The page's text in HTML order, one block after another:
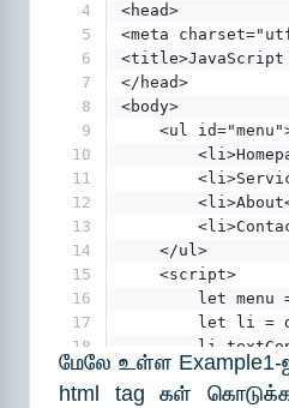
4
<head>
5
<meta
6
<title>JavaScript
7
</head>
8
<body>
9
<ul
10
11
12
13
14
    </ul>
15
    <script>
16
let menu
17
let li =
18
19
20
    </script>
மேலே உள்ள Example1-
html tag கள்